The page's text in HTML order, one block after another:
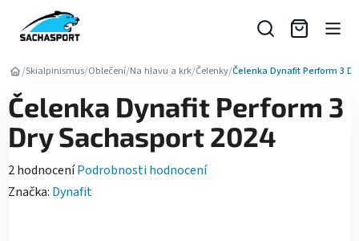
obsah
/Skialpinismus/Oblečení/Na hlavu a krk/Čelenky/Čelenka Dynafit Perform 3
Čelenka Dynafit Perform 3
Dry Sachasport 2024
Průměrné
hodnocení
2 hodnoceníPodrobnosti hodnocení
Značka: Dynafit